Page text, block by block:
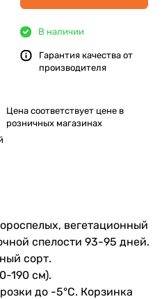
В наличии
Гарантия качества от
производителя
Цена соответствует цене в
розничных магазинах
вегетационный
спелости 93-95 дней.
сорт.
190 см).
до -5°C. Корзинка